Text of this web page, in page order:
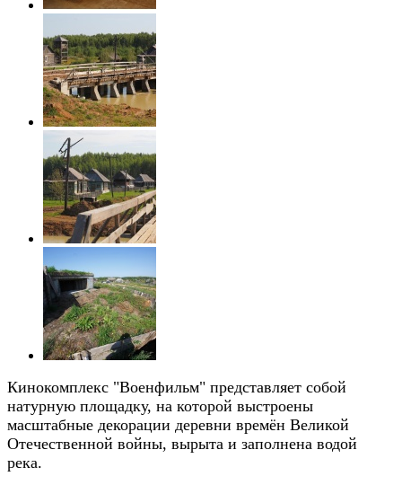
Кинокомплекс "Военфильм" представляет собой
натурную площадку, на которой выстроены
масштабные декорации деревни времён Великой
Отечественной войны, вырыта и заполнена водой
река.